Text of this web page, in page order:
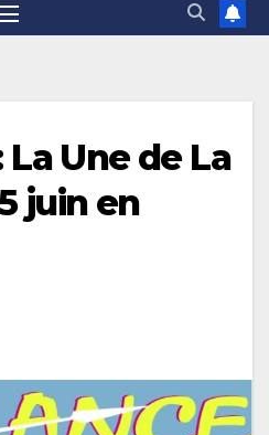
Une de La
juin en